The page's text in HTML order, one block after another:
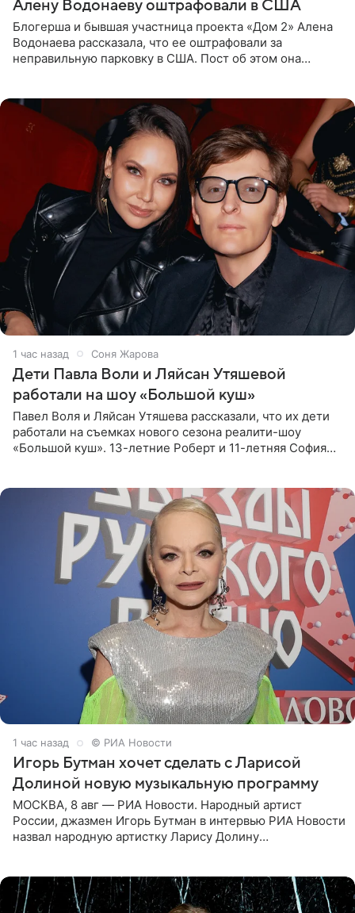
Алену Водонаеву оштрафовали в США
Блогерша и бывшая участница проекта «Дом 2» Алена
Водонаева рассказала, что ее оштрафовали за
неправильную парковку в США. Пост об этом она
1 час назад Соня Жарова
Дети Павла Воли и Ляйсан Утяшевой
работали на шоу «Большой куш»
Павел Воля и Ляйсан Утяшева рассказали, что их дети
работали на съемках нового сезона реалити-шоу
«Большой куш». 13-летние Роберт и 11-летняя София
1 час назад © РИА Новости
Игорь Бутман хочет сделать с Ларисой
Долиной новую музыкальную программу
МОСКВА, 8 авг — РИА Новости. Народный артист
России, джазмен Игорь Бутман в интервью РИА Новости
назвал народную артистку Ларису Долину